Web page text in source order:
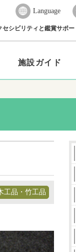
Language
セシビリティと鑑賞サポー
施設ガイド
工品・竹工品